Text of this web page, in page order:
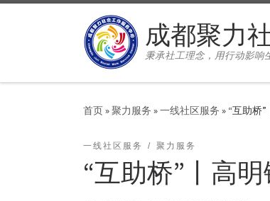
成都聚力
秉承社工理念，用行动影响
首页»聚力服务 »一线社区服务 » “互助桥
一线社区服务 聚力服务
“互助桥”丨高